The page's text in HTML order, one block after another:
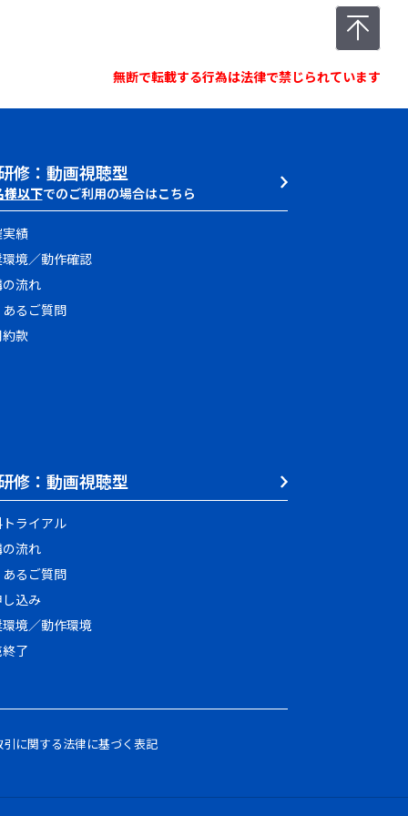
無断で転載する行為は法律で禁じられています
修：動画視聴型
様以下でのご利用の場合はこちら
績
境／動作確認
流れ
あるご質問
款
修：動画視聴型
ライアル
流れ
あるご質問
し込み
境／動作環境
了
に関する法律に基づく表記